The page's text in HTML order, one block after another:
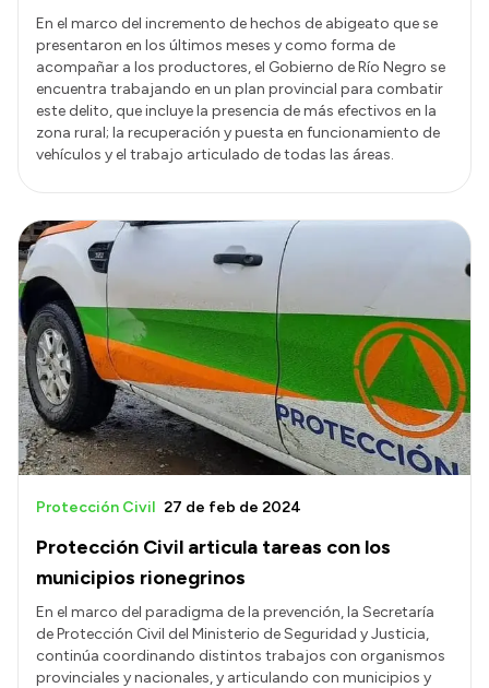
En el marco del incremento de hechos de abigeato que se
presentaron en los últimos meses y como forma de
acompañar a los productores, el Gobierno de Río Negro se
encuentra trabajando en un plan provincial para combatir
este delito, que incluye la presencia de más efectivos en la
zona rural; la recuperación y puesta en funcionamiento de
vehículos y el trabajo articulado de todas las áreas.
Protección Civil articula tareas con los
municipios rionegrinos
Protección Civil 27 de feb de 2024
En el marco del paradigma de la prevención, la Secretaría
de Protección Civil del Ministerio de Seguridad y Justicia,
continúa coordinando distintos trabajos con organismos
provinciales y nacionales, y articulando con municipios y